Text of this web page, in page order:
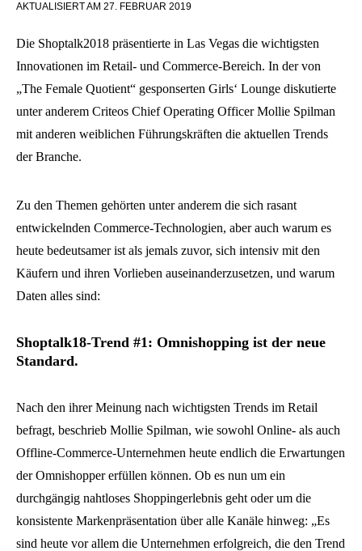
AKTUALISIERT AM 27. FEBRUAR 2019
Die Shoptalk2018 präsentierte in Las Vegas die wichtigsten
Innovationen im Retail- und Commerce-Bereich. In der von
„The Female Quotient“ gesponserten Girls‘ Lounge diskutierte
unter anderem Criteos Chief Operating Officer Mollie Spilman
mit anderen weiblichen Führungskräften die aktuellen Trends
der Branche.
Zu den Themen gehörten unter anderem die sich rasant
entwickelnden Commerce-Technologien, aber auch warum es
heute bedeutsamer ist als jemals zuvor, sich intensiv mit den
Käufern und ihren Vorlieben auseinanderzusetzen, und warum
Daten alles sind:
Shoptalk18-Trend #1: Omnishopping ist der neue
Standard.
Nach den ihrer Meinung nach wichtigsten Trends im Retail
befragt, beschrieb Mollie Spilman, wie sowohl Online- als auch
Offline-Commerce-Unternehmen heute endlich die Erwartungen
der Omnishopper erfüllen können. Ob es nun um ein
durchgängig nahtloses Shoppingerlebnis geht oder um die
konsistente Markenpräsentation über alle Kanäle hinweg: „Es
sind heute vor allem die Unternehmen erfolgreich, die den Trend